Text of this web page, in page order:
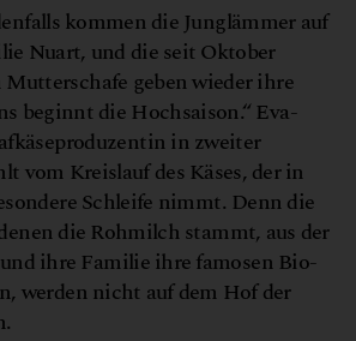
kommen die Junglämmer auf
Nuart, und die seit Oktober
geben wieder ihre
beginnt die Hochsaison.“ Eva-
in zweiter
vom Kreislauf des Käses, der in
Schleife nimmt. Denn die
die Rohmilch stammt, aus der
ihre Familie ihre famosen Bio-
werden nicht auf dem Hof der